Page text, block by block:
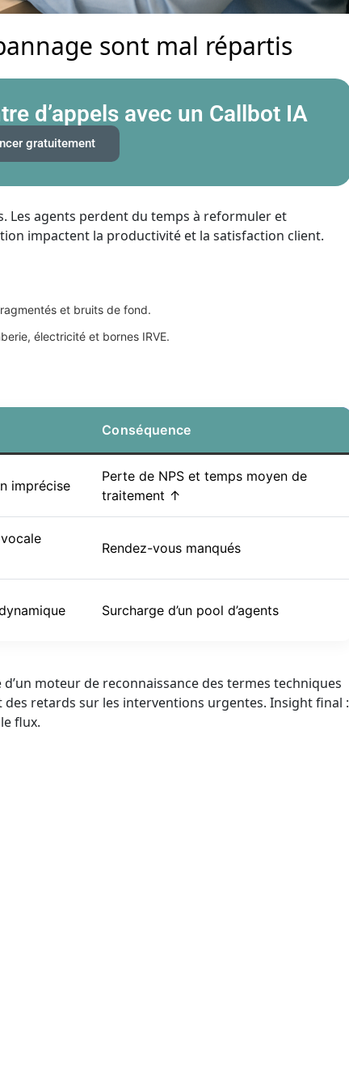
sont mal répartis
d’appels avec un Callbot IA
gratuitement
Les agents perdent du temps à reformuler et
impactent la productivité et la satisfaction client.
et bruits de fond.
électricité et bornes IRVE.
Conséquence
imprécise
Perte de NPS et temps moyen de
traitement ↑
Rendez-vous manqués
Surcharge d’un pool d’agents
d’un moteur de reconnaissance des termes techniques
des retards sur les interventions urgentes. Insight final :
flux.